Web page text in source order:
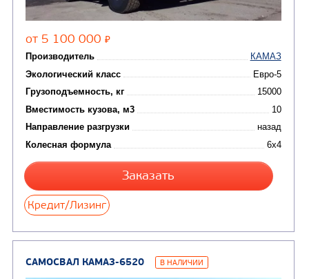
Мусоровозы(24)
САМОСВАЛ КАМАЗ-65115 В НАЛИЧИИ